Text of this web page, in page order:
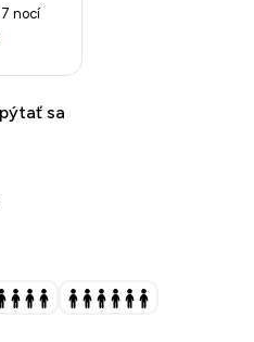
nocí
sa